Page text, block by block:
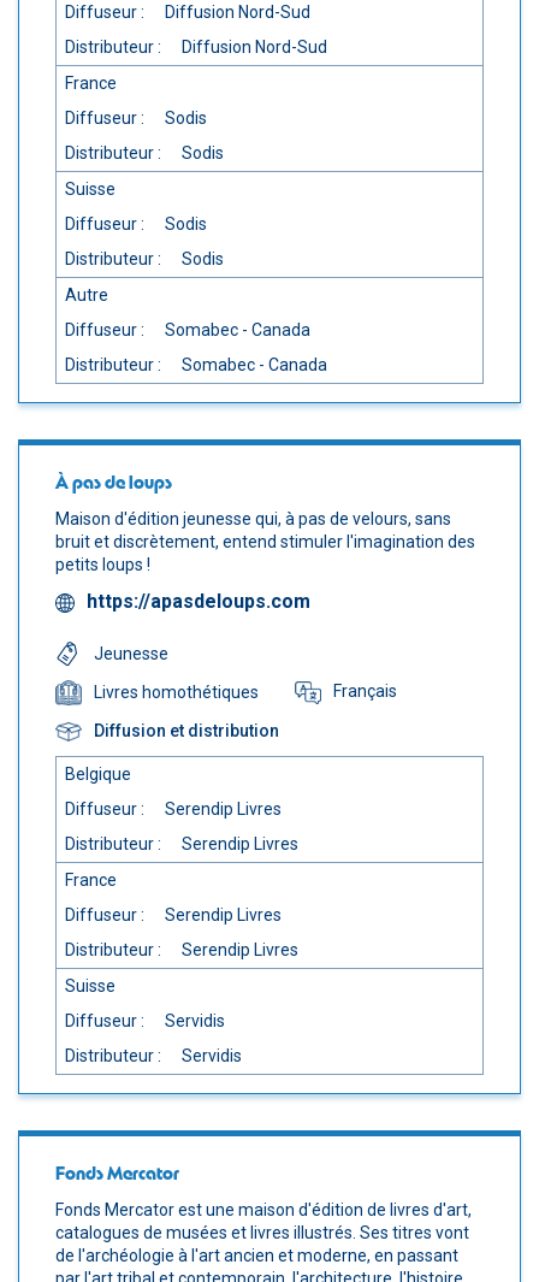
Diffuseur :
Diffusion Nord-Sud
Distributeur :
Diffusion Nord-Sud
France
Diffuseur :
Sodis
Distributeur :
Sodis
Suisse
Diffuseur :
Sodis
Distributeur :
Sodis
Autre
Diffuseur :
Somabec - Canada
Distributeur :
Somabec - Canada
À pas de loups
Maison d'édition jeunesse qui, à pas de velours, sans
bruit et discrètement, entend stimuler l'imagination des
petits loups !
https://apasdeloups.com
Jeunesse
Livres homothétiques
Français
Diffusion et distribution
Belgique
Diffuseur :
Serendip Livres
Distributeur :
Serendip Livres
France
Diffuseur :
Serendip Livres
Distributeur :
Serendip Livres
Suisse
Diffuseur :
Servidis
Distributeur :
Servidis
Fonds Mercator
Fonds Mercator est une maison d'édition de livres d'art,
catalogues de musées et livres illustrés. Ses titres vont
de l'archéologie à l'art ancien et moderne, en passant